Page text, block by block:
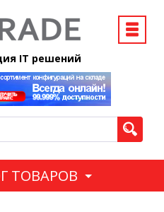
IT решений
ТОВАРОВ